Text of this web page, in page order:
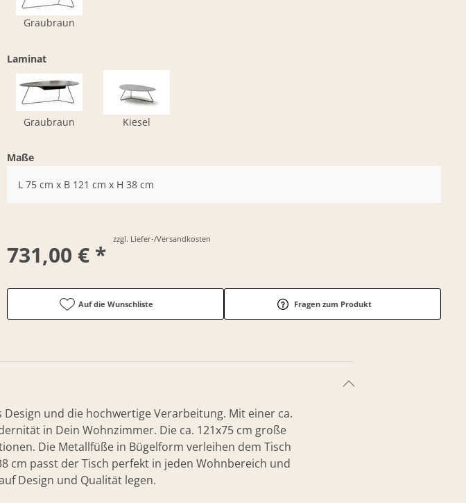
Graubraun
Laminat
Graubraun Kiesel
Maße
L 75 cm x B 121 cm x H 38 cm
731,00 € *
zzgl. Liefer-/Versandkosten
Auf die Wunschliste Fragen zum Produkt
und die hochwertige Verarbeitung. Mit einer ca.
in Dein Wohnzimmer. Die ca. 121x75 cm große
Die Metallfüße in Bügelform verleihen dem Tisch
cm passt der Tisch perfekt in jeden Wohnbereich und
Design und Qualität legen.